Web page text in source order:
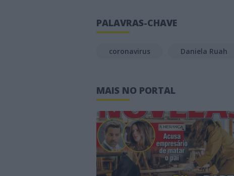
PALAVRAS-CHAVE
coronavirus Daniela Ruah
MAIS NO PORTAL